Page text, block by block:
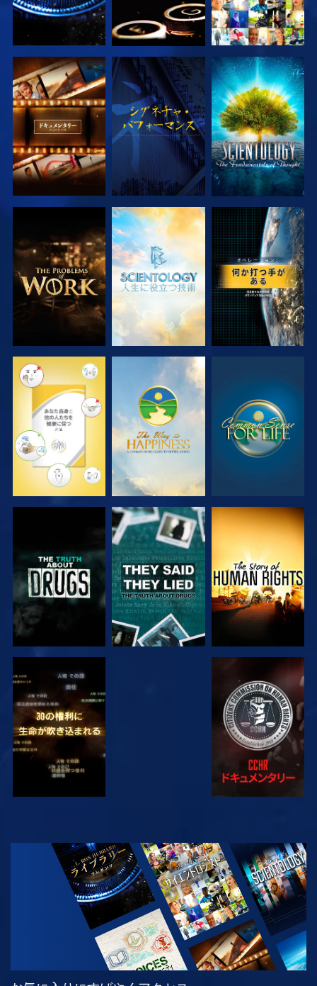
シリーズを探求 観る シリーズを探求
シリーズを探求 シリーズを探求 観る
観る 観る 観る
観る 観る
観る
観る シリーズを探求